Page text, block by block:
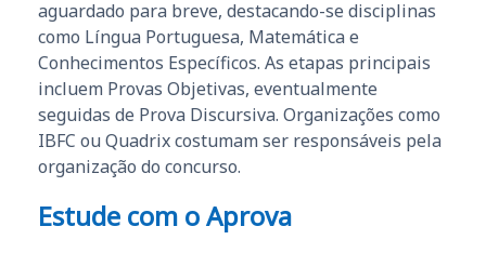
aguardado para breve, destacando-se disciplinas
como Língua Portuguesa, Matemática e
Conhecimentos Específicos. As etapas principais
incluem Provas Objetivas, eventualmente
seguidas de Prova Discursiva. Organizações como
IBFC ou Quadrix costumam ser responsáveis pela
organização do concurso.
Estude com o Aprova